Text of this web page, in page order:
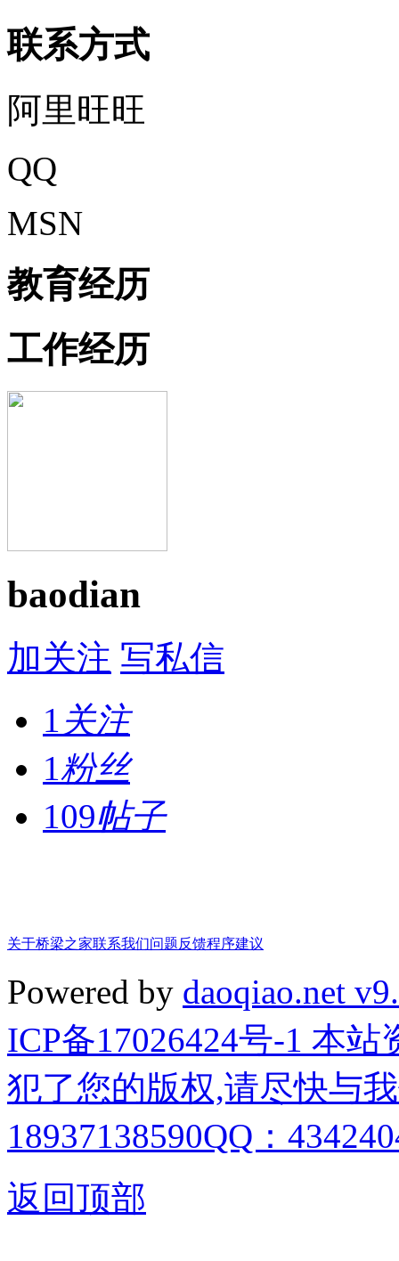
联系方式
阿里旺旺
QQ
MSN
教育经历
工作经历
baodian
加关注 写私信
1 关注
1粉丝
109帖子
关于桥梁之家联系我们问题反馈程序建议
Powered by daoqiao.net
ICP备17026424号-1 本
犯了您的版权,请尽快与
18937138590QQ：
返回顶部